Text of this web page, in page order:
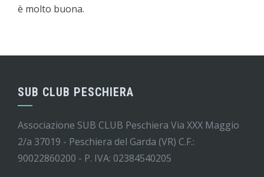
è molto buona.
SUB CLUB PESCHIERA
Associazione SUB CLUB Peschiera Via XXX Maggio
2/a 37019 - Peschiera del Garda (VR) C.F.:
90022860200 - P. IVA: 02384540205